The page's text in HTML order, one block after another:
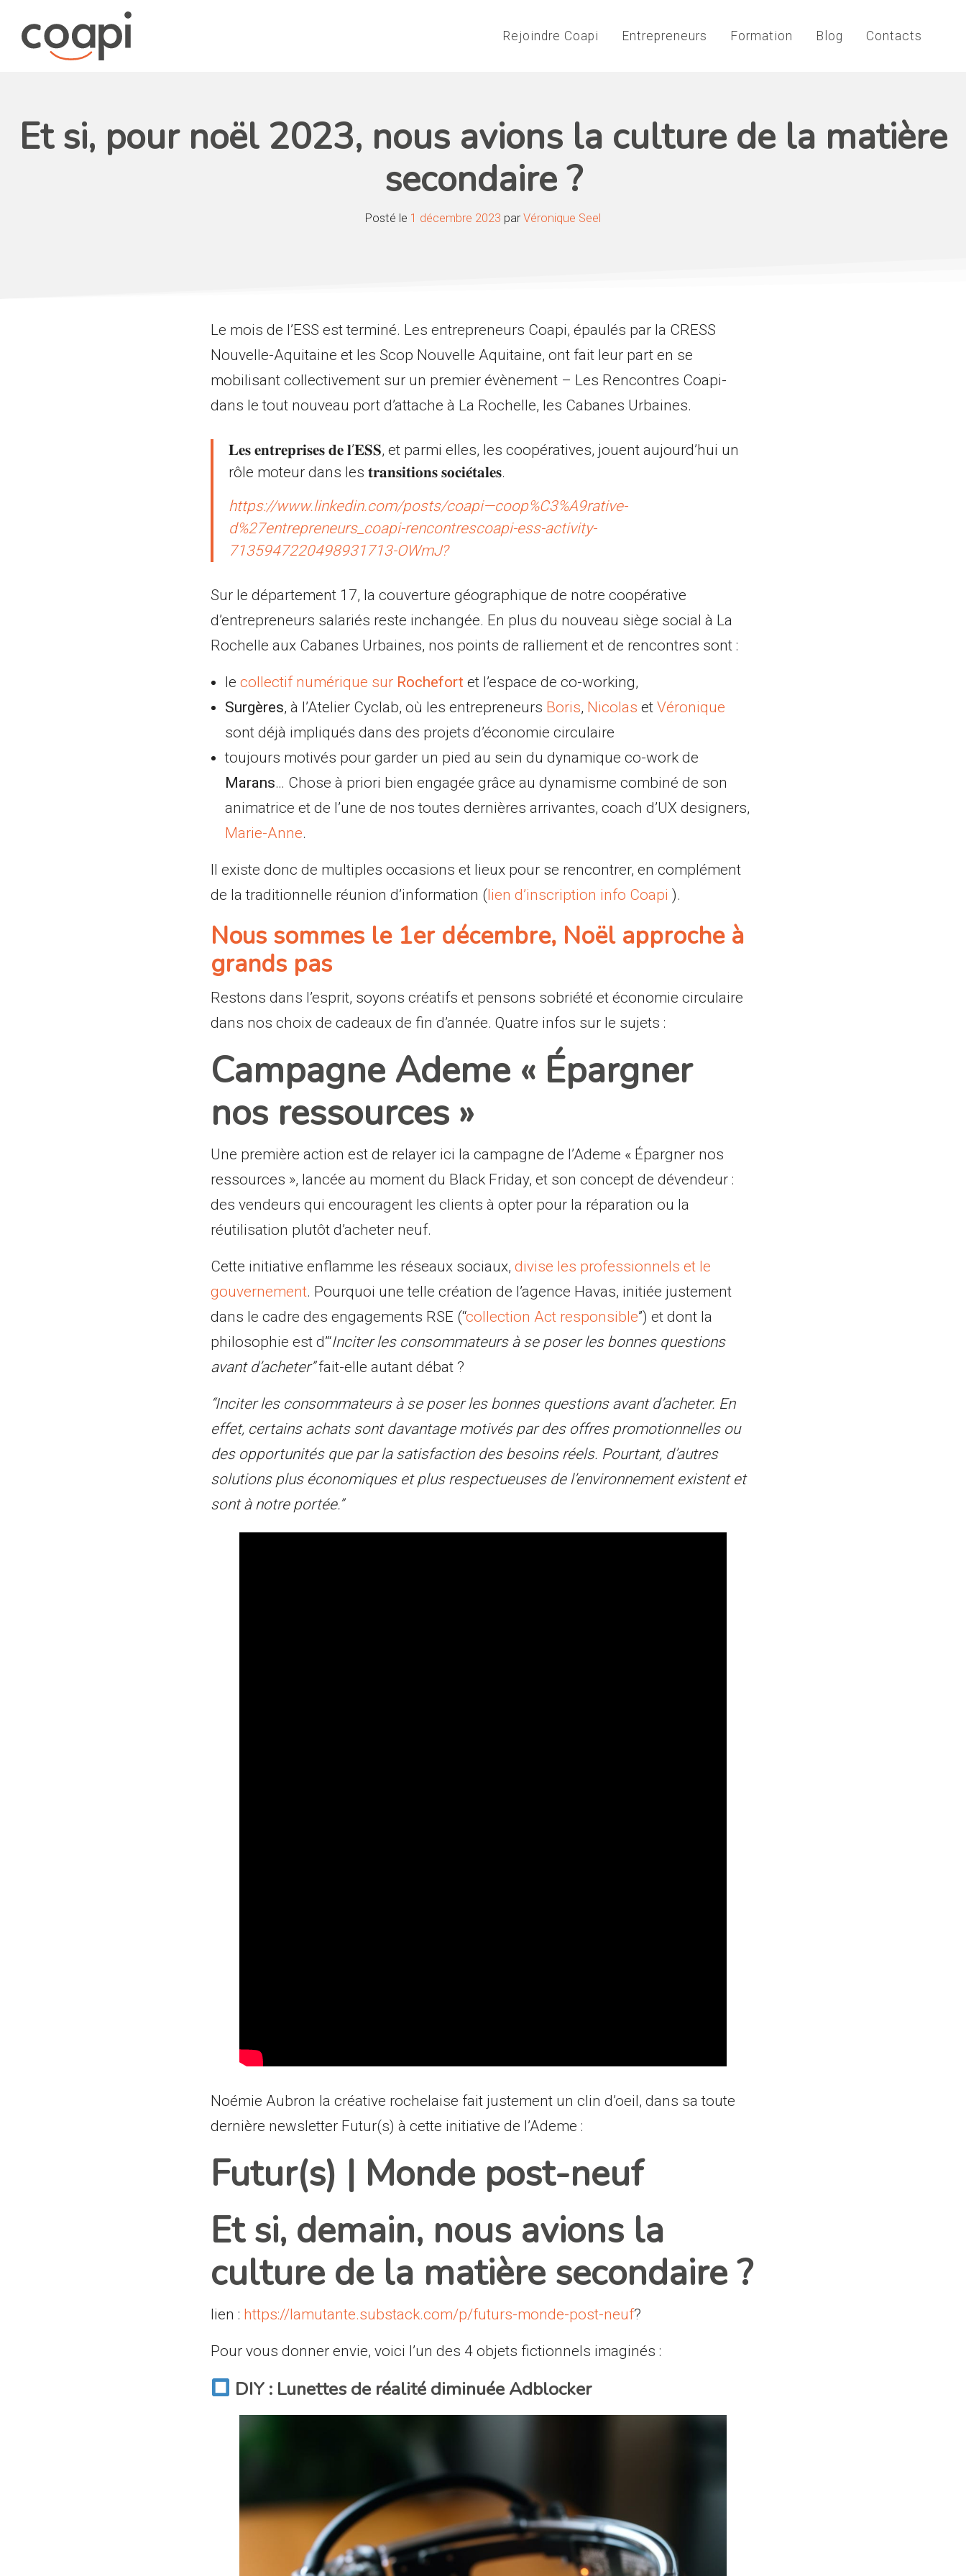
Rejoindre Coapi Entrepreneurs Formation Blog Contacts
Et si, pour noël 2023, nous avions la culture de la matière
secondaire ?
Posté le 1 décembre 2023 par Véronique Seel
Le mois de l’ESS est terminé. Les entrepreneurs Coapi, épaulés par la CRESS
Nouvelle-Aquitaine et les Scop Nouvelle Aquitaine, ont fait leur part en se
mobilisant collectivement sur un premier évènement – Les Rencontres Coapi-
dans le tout nouveau port d’attache à La Rochelle, les Cabanes Urbaines.
𝐋𝐞𝐬 𝐞𝐧𝐭𝐫𝐞𝐩𝐫𝐢𝐬𝐞𝐬 𝐝𝐞 𝐥’𝐄𝐒𝐒, et parmi elles, les coopératives, jouent aujourd’hui un
rôle moteur dans les 𝐭𝐫𝐚𝐧𝐬𝐢𝐭𝐢𝐨𝐧𝐬 𝐬𝐨𝐜𝐢𝐞́𝐭𝐚𝐥𝐞𝐬.
https://www.linkedin.com/posts/coapi—coop%C3%A9rative-
d%27entrepreneurs_coapi-rencontrescoapi-ess-activity-
7135947220498931713-OWmJ?
Sur le département 17, la couverture géographique de notre coopérative
d’entrepreneurs salariés reste inchangée. En plus du nouveau siège social à La
Rochelle aux Cabanes Urbaines, nos points de ralliement et de rencontres sont :
le collectif numérique sur Rochefort et l’espace de co-working,
Surgères, à l’Atelier Cyclab, où les entrepreneurs Boris, Nicolas et Véronique
sont déjà impliqués dans des projets d’économie circulaire
toujours motivés pour garder un pied au sein du dynamique co-work de
Marans… Chose à priori bien engagée grâce au dynamisme combiné de son
animatrice et de l’une de nos toutes dernières arrivantes, coach d’UX designers,
Marie-Anne.
Il existe donc de multiples occasions et lieux pour se rencontrer, en complément
de la traditionnelle réunion d’information (lien d’inscription info Coapi ).
Nous sommes le 1er décembre, Noël approche à
grands pas
Restons dans l’esprit, soyons créatifs et pensons sobriété et économie circulaire
dans nos choix de cadeaux de fin d’année. Quatre infos sur le sujets :
Campagne Ademe « Épargner
nos ressources »
Une première action est de relayer ici la campagne de l’Ademe « Épargner nos
ressources », lancée au moment du Black Friday, et son concept de dévendeur :
des vendeurs qui encouragent les clients à opter pour la réparation ou la
réutilisation plutôt d’acheter neuf.
Cette initiative enflamme les réseaux sociaux, divise les professionnels et le
gouvernement. Pourquoi une telle création de l’agence Havas, initiée justement
dans le cadre des engagements RSE (“collection Act responsible”) et dont la
philosophie est d’“Inciter les consommateurs à se poser les bonnes questions
avant d’acheter”fait-elle autant débat ?
“Inciter les consommateurs à se poser les bonnes questions avant d’acheter. En
effet, certains achats sont davantage motivés par des offres promotionnelles ou
des opportunités que par la satisfaction des besoins réels. Pourtant, d’autres
solutions plus économiques et plus respectueuses de l’environnement existent et
sont à notre portée.”
Noémie Aubron la créative rochelaise fait justement un clin d’oeil, dans sa toute
dernière newsletter Futur(s) à cette initiative de l’Ademe :
Futur(s) | Monde post-neuf
Et si, demain, nous avions la
culture de la matière secondaire ?
lien : https://lamutante.substack.com/p/futurs-monde-post-neuf?
Pour vous donner envie, voici l’un des 4 objets fictionnels imaginés :
DIY : Lunettes de réalité diminuée Adblocker